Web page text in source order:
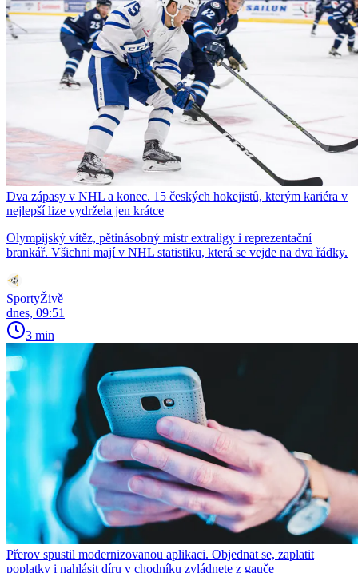
Dva zápasy v NHL a konec. 15 českých hokejistů, kterým kariéra v
nejlepší lize vydržela jen krátce
Olympijský vítěz, pětinásobný mistr extraligy i reprezentační
brankář. Všichni mají v NHL statistiku, která se vejde na dva řádky.
SportyŽivě
dnes, 09:51
3 min
Přerov spustil modernizovanou aplikaci. Objednat se, zaplatit
poplatky i nahlásit díru v chodníku zvládnete z gauče